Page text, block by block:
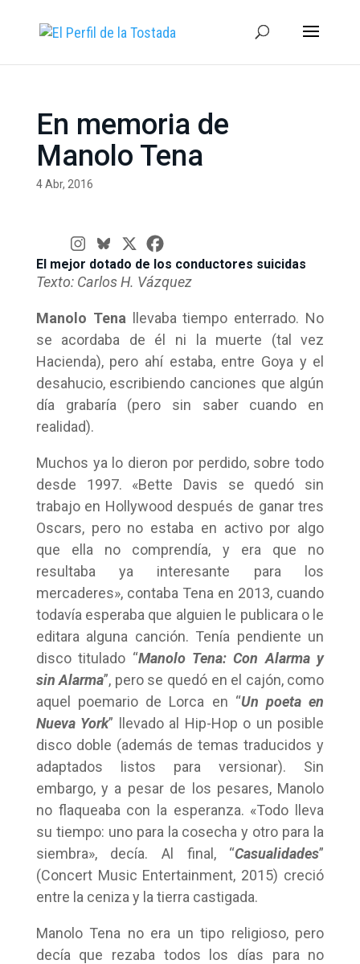
En memoria de
Manolo Tena
4 Abr, 2016
El mejor dotado de los conductores suicidas
Texto: Carlos H. Vázquez
Manolo Tena llevaba tiempo enterrado. No
se acordaba de él ni la muerte (tal vez
Hacienda), pero ahí estaba, entre Goya y el
desahucio, escribiendo canciones que algún
día grabaría (pero sin saber cuando en
realidad).
Muchos ya lo dieron por perdido, sobre todo
desde 1997. «Bette Davis se quedó sin
trabajo en Hollywood después de ganar tres
Oscars, pero no estaba en activo por algo
que ella no comprendía, y era que no
resultaba ya interesante para los
mercaderes», contaba Tena en 2013, cuando
todavía esperaba que alguien le publicara o le
editara alguna canción. Tenía pendiente un
disco titulado “Manolo Tena: Con Alarma y
sin Alarma”, pero se quedó en el cajón, como
aquel poemario de Lorca en “Un poeta en
Nueva York” llevado al Hip-Hop o un posible
disco doble (además de temas traducidos y
adaptados listos para versionar). Sin
embargo, y a pesar de los pesares, Manolo
no flaqueaba con la esperanza. «Todo lleva
su tiempo: uno para la cosecha y otro para la
siembra», decía. Al final, “Casualidades”
(Concert Music Entertainment, 2015) creció
entre la ceniza y la tierra castigada.
Manolo Tena no era un tipo religioso, pero
decía que rezaba todos los días para no